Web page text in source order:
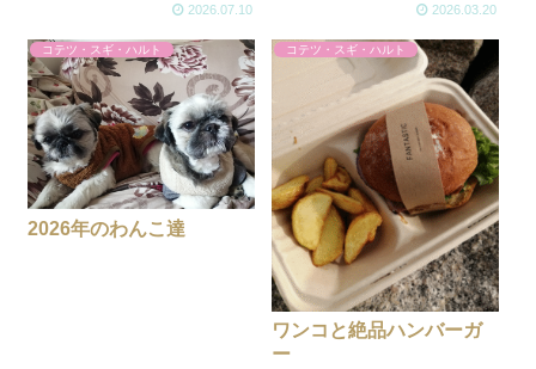
2026.07.10 2026.03.20
コテツ・スギ・ハルト
2026年のわんこ達
コテツ・スギ・ハルト
ワンコと絶品ハンバーガ
ー